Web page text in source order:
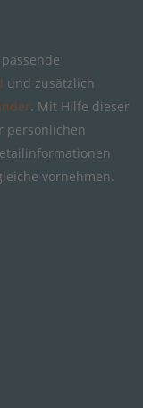
und zusätzlich
. Mit Hilfe dieser
persönlichen
vornehmen.